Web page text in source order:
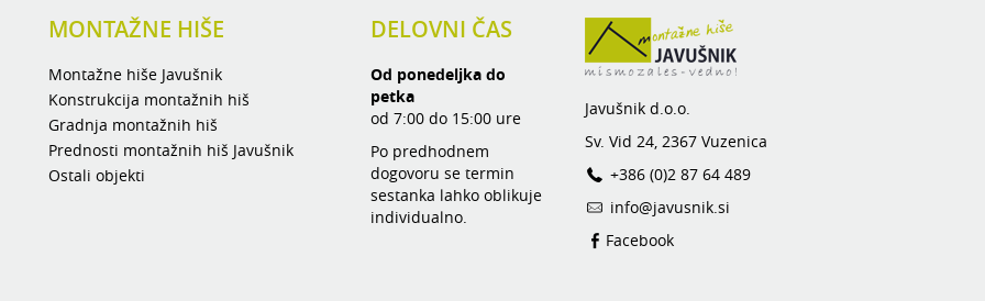
MONTAŽNE HIŠE
Montažne hiše Javušnik
Konstrukcija montažnih hiš
Gradnja montažnih hiš
Prednosti montažnih hiš Javušnik
Ostali objekti
DELOVNI ČAS
Od ponedeljka do
petka
od 7:00 do 15:00 ure
Po predhodnem
dogovoru se termin
sestanka lahko oblikuje
individualno.
Javušnik d.o.o.
Sv. Vid 24, 2367 Vuzenica
+386 (0)2 87 64 489
info@javusnik.si
Facebook